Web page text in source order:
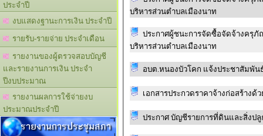
ประจำปี
งบแสดงฐานะการเงิน ประจำปี
รายรับ-รายจ่าย ประจำเดือน
รายงานของผู้ตรวจสอบบัญชี
และรายงานการเงิน ประจำ
ปีงบประมาณ
รายงานผลการใช้จ่ายงบ
ประมาณประจำปี
รายงานการประชุมสภา
บริหารส่วนตำบลเมืองนาท
ประกาศผู้ชนะการจัดซื้อจัดจ้างครุภั
บริหารส่วนตำบลเมืองนาท
อบต.หนองบัวโคก แจ้งประชาสัมพัน
เอกสารประกวดราคาจ้างก่อสร้างด้